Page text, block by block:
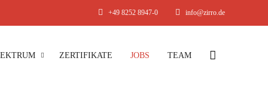
+49 8252 8947-0 info@zirro.de
ZERTIFIKATE JOBS TEAM